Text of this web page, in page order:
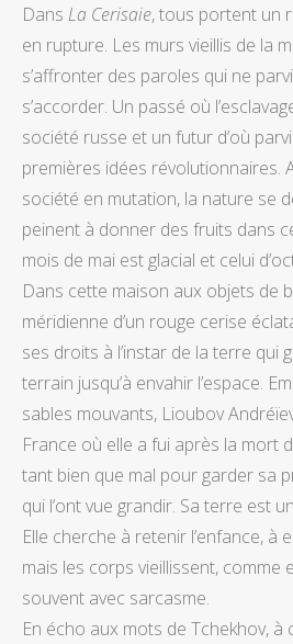
Dans La Cerisaie, tous portent un
en rupture. Les murs vieillis de la
s’affronter des paroles qui ne
s’accorder. Un passé où
société russe et un futur d’où
premières idées révolutionnaires.
société en mutation, la nature se
peinent à donner des fruits dans
mois de mai est glacial et celui
Dans cette maison aux objets de
méridienne d’un rouge cerise
ses droits à l’instar de la terre qui
terrain jusqu’à envahir l’espace.
sables mouvants, Lioubov
France où elle a fui après la mort
tant bien que mal pour garder sa
qui l’ont vue grandir. Sa terre est
Elle cherche à retenir l’enfance, à
mais les corps vieillissent, comme
souvent avec sarcasme.
En écho aux mots de Tchekhov, à